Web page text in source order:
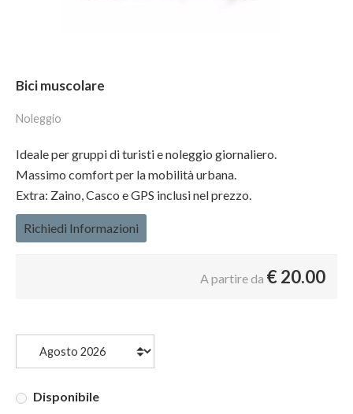
Bici muscolare
Noleggio
Ideale per gruppi di turisti e noleggio giornaliero.
Massimo comfort per la mobilità urbana.
Extra: Zaino, Casco e GPS inclusi nel prezzo.
Richiedi Informazioni
A partire da €20.00
Disponibile